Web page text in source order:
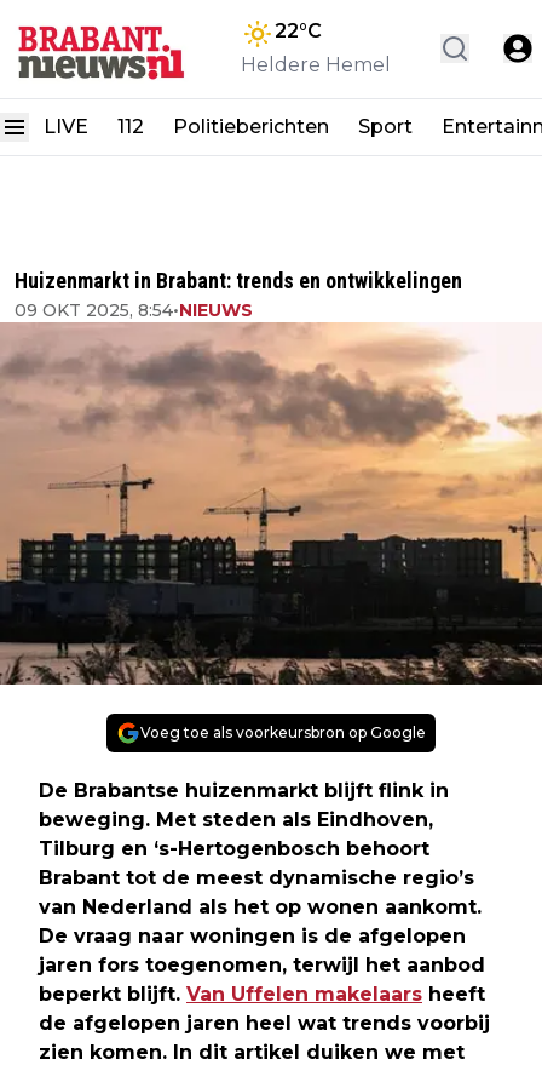
22°C
Heldere Hemel
LIVE 112 Politieberichten Sport
Huizenmarkt in Brabant: trends en ontwikkelingen
09 OKT 2025, 8:54•NIEUWS
Voeg toe als voorkeursbron op Google
De Brabantse huizenmarkt blijft flink in
beweging. Met steden als Eindhoven,
Tilburg en ‘s-Hertogenbosch behoort
Brabant tot de meest dynamische regio’s
van Nederland als het op wonen aankomt.
De vraag naar woningen is de afgelopen
jaren fors toegenomen, terwijl het aanbod
beperkt blijft. Van Uffelen makelaars heeft
de afgelopen jaren heel wat trends voorbij
zien komen. In dit artikel duiken we met